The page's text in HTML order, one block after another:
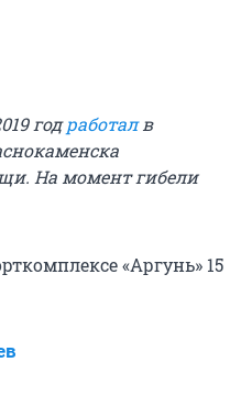
годработалв
На момент гибели
«Аргунь» 15